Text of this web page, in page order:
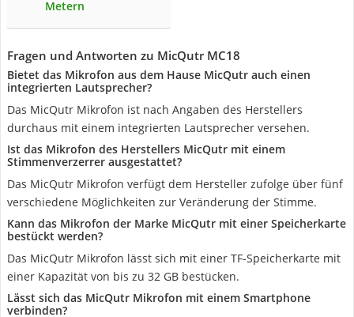
Metern
Fragen und Antworten zu MicQutr MC18
Bietet das Mikrofon aus dem Hause MicQutr auch einen
integrierten Lautsprecher?
Das MicQutr Mikrofon ist nach Angaben des Herstellers
durchaus mit einem integrierten Lautsprecher versehen.
Ist das Mikrofon des Herstellers MicQutr mit einem
Stimmenverzerrer ausgestattet?
Das MicQutr Mikrofon verfügt dem Hersteller zufolge über fünf
verschiedene Möglichkeiten zur Veränderung der Stimme.
Kann das Mikrofon der Marke MicQutr mit einer Speicherkarte
bestückt werden?
Das MicQutr Mikrofon lässt sich mit einer TF-Speicherkarte mit
einer Kapazität von bis zu 32 GB bestücken.
Lässt sich das MicQutr Mikrofon mit einem Smartphone
verbinden?